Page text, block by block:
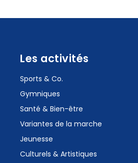
Les activités
Sports & Co.
Gymniques
Santé & Bien-être
Variantes de la marche
Jeunesse
Culturels & Artistiques